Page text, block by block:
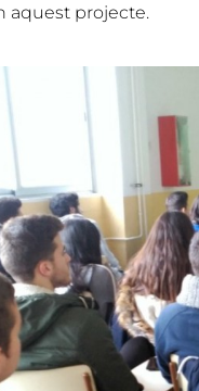
aquest projecte.